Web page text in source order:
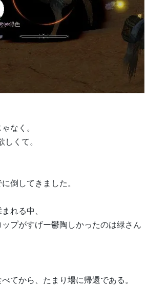
なく。
しくて。
倒してきました。
れる中、
プがすげー鬱陶しかったのは緑さん
てから、たまり場に帰還である。